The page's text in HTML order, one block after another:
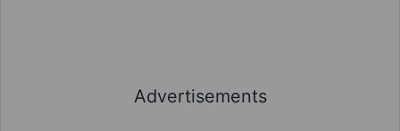
Advertisements